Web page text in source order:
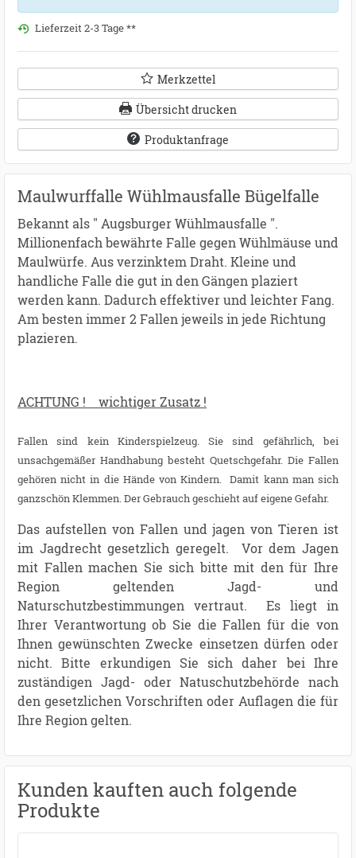
Lieferzeit 2-3 Tage **
Merkzettel
Übersicht drucken
Produktanfrage
Maulwurffalle Wühlmausfalle Bügelfalle
Bekannt als " Augsburger Wühlmausfalle ".
Millionenfach bewährte Falle gegen Wühlmäuse und
Maulwürfe. Aus verzinktem Draht. Kleine und
handliche Falle die gut in den Gängen plaziert
werden kann. Dadurch effektiver und leichter Fang.
Am besten immer 2 Fallen jeweils in jede Richtung
plazieren.
ACHTUNG ! wichtiger Zusatz !
Fallen sind kein Kinderspielzeug. Sie sind gefährlich, bei
unsachgemäßer Handhabung besteht Quetschgefahr. Die Fallen
gehören nicht in die Hände von Kindern. Damit kann man sich
ganzschön Klemmen. Der Gebrauch geschieht auf eigene Gefahr.
Das aufstellen von Fallen und jagen von Tieren ist
im Jagdrecht gesetzlich geregelt. Vor dem Jagen
mit Fallen machen Sie sich bitte mit den für Ihre
Region geltenden Jagd- und
Naturschutzbestimmungen vertraut. Es liegt in
Ihrer Verantwortung ob Sie die Fallen für die von
Ihnen gewünschten Zwecke einsetzen dürfen oder
nicht. Bitte erkundigen Sie sich daher bei Ihre
zuständigen Jagd- oder Natuschutzbehörde nach
den gesetzlichen Vorschriften oder Auflagen die für
Ihre Region gelten.
Kunden kauften auch folgende
Produkte